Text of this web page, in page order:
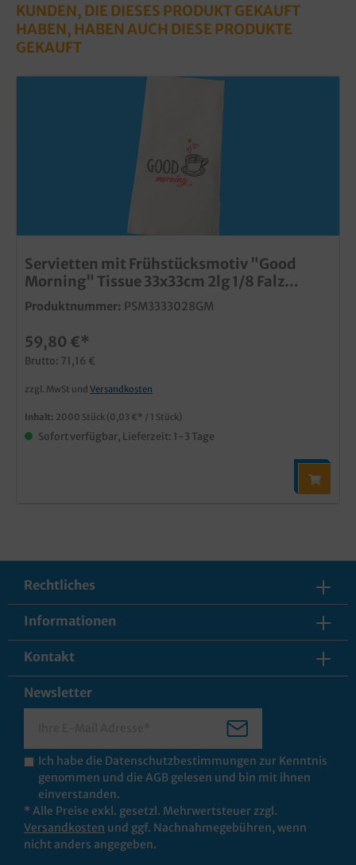
KUNDEN, DIE DIESES PRODUKT GEKAUFT
HABEN, HABEN AUCH DIESE PRODUKTE
GEKAUFT
Servietten mit Frühstücksmotiv "Good
Morning" Tissue 33x33cm 2lg 1/8 Falz
2000St
Produktnummer: PSM3333028GM
59,80 €*
Brutto: 71,16 €
zzgl. MwSt und Versandkosten
Inhalt: 2000 Stück (0,03 €* / 1 Stück)
Sofort verfügbar, Lieferzeit: 1-3 Tage
Rechtliches
Informationen
Kontakt
Newsletter
Ich habe die Datenschutzbestimmungen zur Kenntnis
genommen und die AGB gelesen und bin mit ihnen
einverstanden.
* Alle Preise exkl. gesetzl. Mehrwertsteuer zzgl.
Versandkosten und ggf. Nachnahmegebühren, wenn
nicht anders angegeben.